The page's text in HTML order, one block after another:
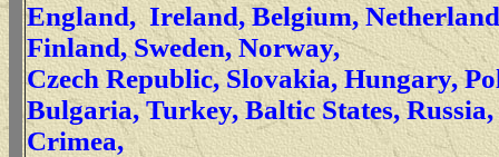
England, Ireland, Belgium,
Finland, Sweden, Norway,
Czech Republic, Slovakia, Hungary,
Bulgaria,Turkey, Baltic States,
Crimea,